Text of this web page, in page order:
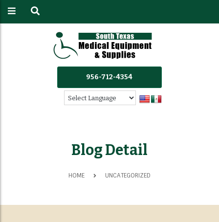
956-712-4354
Blog Detail
HOME UNCATEGORIZED